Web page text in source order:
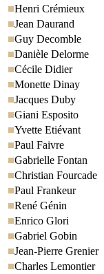
Henri Crémieux
Jean Daurand
Guy Decomble
Danièle Delorme
Cécile Didier
Monette Dinay
Jacques Duby
Giani Esposito
Yvette Etiévant
Paul Faivre
Gabrielle Fontan
Christian Fourcade
Paul Frankeur
René Génin
Enrico Glori
Gabriel Gobin
Jean-Pierre Grenier
Charles Lemontier